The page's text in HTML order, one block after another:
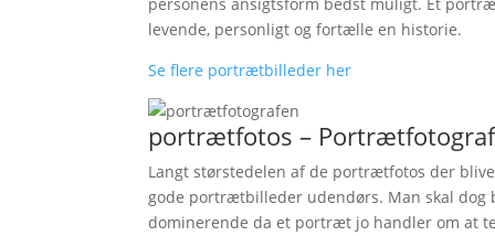
levende, personligt og fortælle en historie.
Se flere portrætbilleder her
portrætfotos –
Langt størstedelen af de portrætfotos der
gode portrætbilleder udendørs. Man skal
dominerende da et portræt jo handler om at